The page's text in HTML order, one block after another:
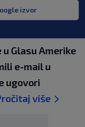
izvor
Glasu Amerike
e-mail u
ugovori
više